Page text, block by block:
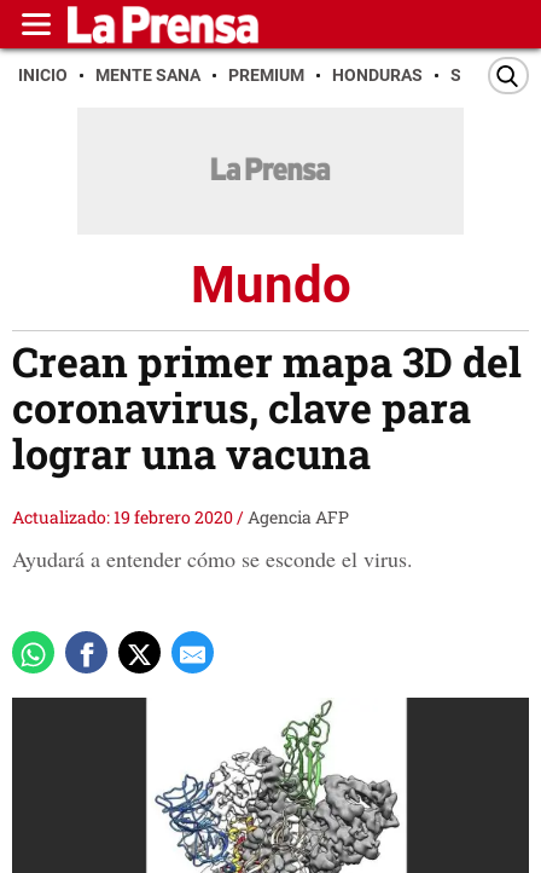
INICIO MENTE SANA PREMIUM HONDURAS SAN PEDRO
Mundo
Crean primer mapa 3D del
coronavirus, clave para
lograr una vacuna
Actualizado: 19 febrero 2020/Agencia AFP
Ayudará a entender cómo se esconde el virus.